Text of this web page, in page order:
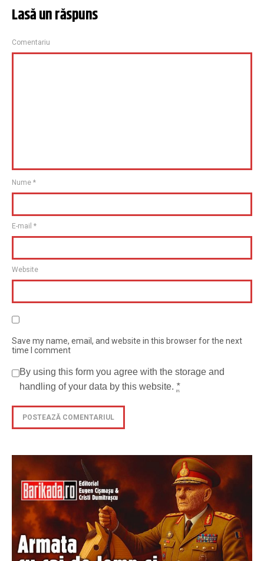
Lasă un răspuns
Comentariu
Nume *
E-mail *
Website
Save my name, email, and website in this browser for the next
time I comment
By using this form you agree with the storage and
handling of your data by this website. *